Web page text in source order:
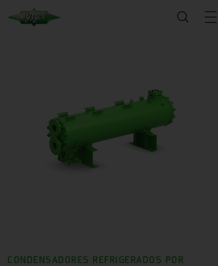
CONDENSADORES REFRIGERADOS POR